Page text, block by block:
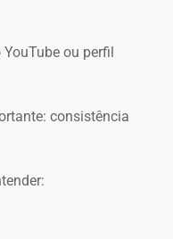
ou perfil
consistência